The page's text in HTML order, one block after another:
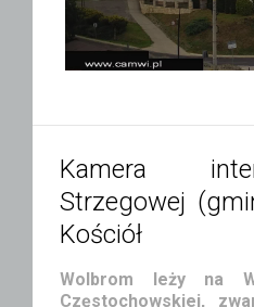
Kamera
Strzegowej
Kościół
Wolbrom leży na
Częstochowskiej,